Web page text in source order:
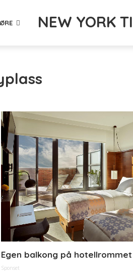
NEW YORK
Egen balkong på
Sponset